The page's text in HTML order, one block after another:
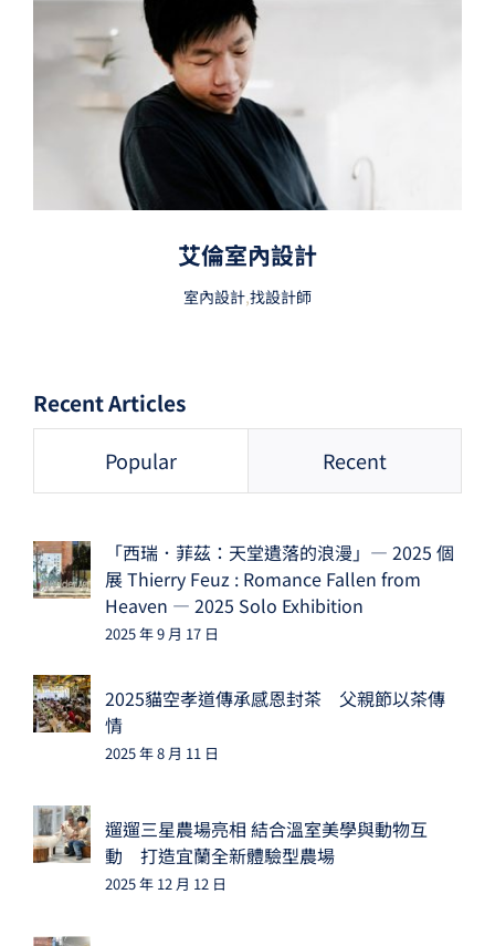
艾倫室內設計
室內設計,找設計師
Recent Articles
Popular Recent
「西瑞．菲茲：天堂遺落的浪漫」— 2025 個
展 Thierry Feuz : Romance Fallen from
Heaven — 2025 Solo Exhibition
2025 年 9 月 17 日
2025貓空孝道傳承感恩封茶 父親節以茶傳
情
2025 年 8 月 11 日
遛遛三星農場亮相 結合溫室美學與動物互
動 打造宜蘭全新體驗型農場
2025 年 12 月 12 日